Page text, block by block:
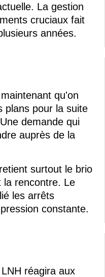
La gestion
cruciaux fait
années.
qu'on
plans pour la suite
demande qui
auprès de la
surtout le brio
la rencontre. Le
les arrêts
constante.
réagira aux